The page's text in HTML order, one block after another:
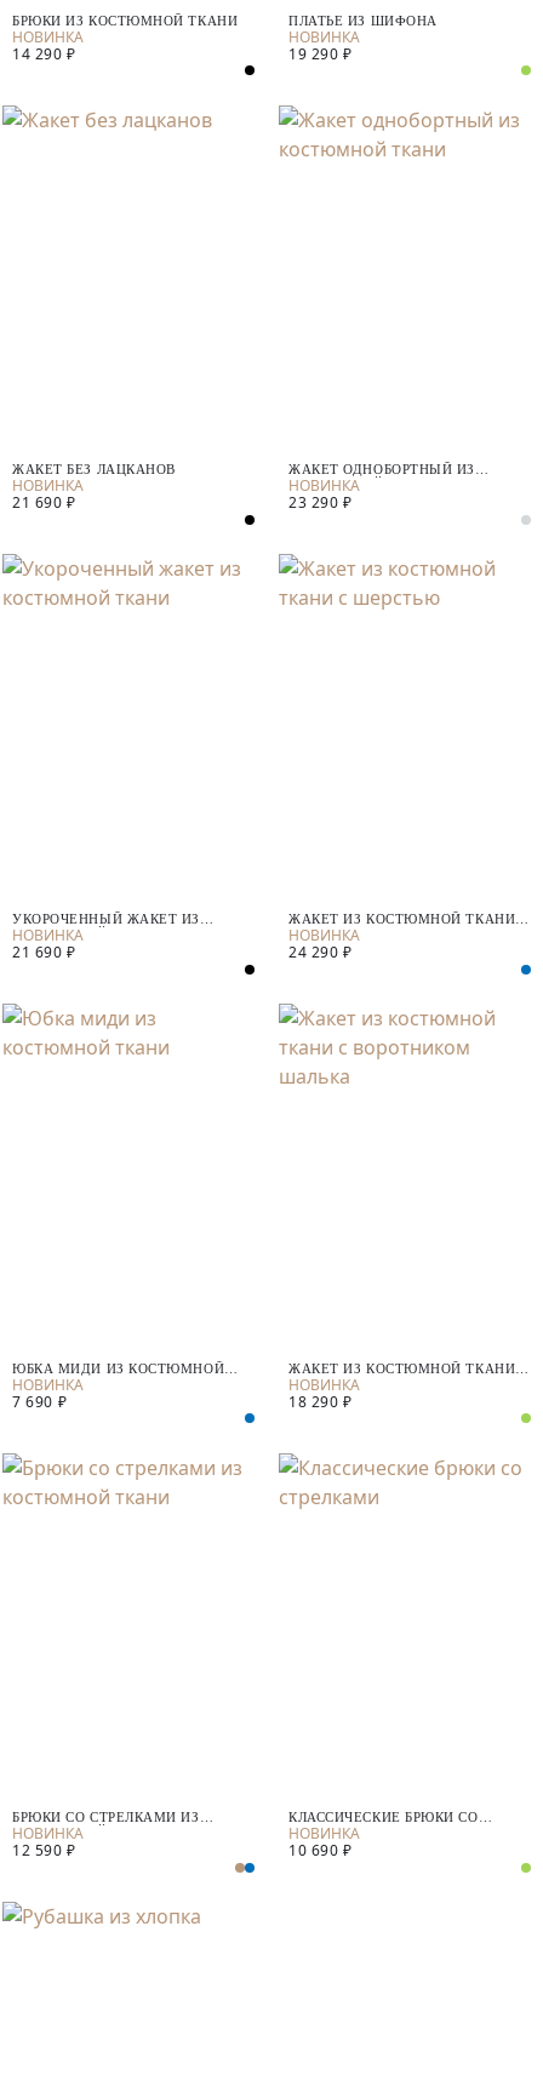
БРЮКИ ИЗ КОСТЮМНОЙ ТКАНИ
14 290 ₽
ПЛАТЬЕ ИЗ ШИФОНА
19 290 ₽
ЖАКЕТ БЕЗ ЛАЦКАНОВ
21 690 ₽
ЖАКЕТ ОДНОБОРТНЫЙ ИЗ
КОСТЮМНОЙ ТКАНИ
23 290 ₽
УКОРОЧЕННЫЙ ЖАКЕТ ИЗ
КОСТЮМНОЙ ТКАНИ
21 690 ₽
ЖАКЕТ ИЗ КОСТЮМНОЙ ТКАНИ С
ШЕРСТЬЮ
24 290 ₽
ЮБКА МИДИ ИЗ КОСТЮМНОЙ
ТКАНИ
7 690 ₽
ЖАКЕТ ИЗ КОСТЮМНОЙ ТКАНИ С
ВОРОТНИКОМ ШАЛЬКА
18 290 ₽
БРЮКИ СО СТРЕЛКАМИ ИЗ
КОСТЮМНОЙ ТКАНИ
12 590 ₽
КЛАССИЧЕСКИЕ БРЮКИ СО
СТРЕЛКАМИ
10 690 ₽